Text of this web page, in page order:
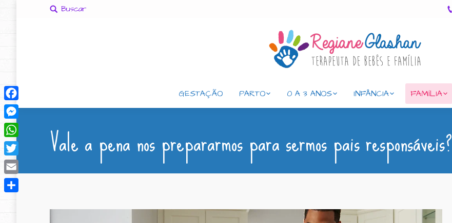
Buscar
GESTAÇÃO PARTO 0 A 3 ANOS INFÂNCIA FAMÍLIA
Vale a pena nos prepararmos para sermos pais responsáveis?
Facebook
Messenger
WhatsApp
Twitter
Email